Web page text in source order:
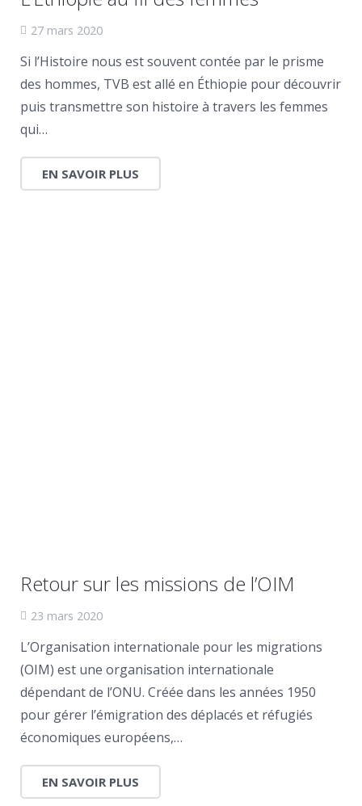
27 mars 2020
Si l’Histoire nous est souvent contée par le prisme
des hommes, TVB est allé en Éthiopie pour découvrir
puis transmettre son histoire à travers les femmes
qui…
EN SAVOIR PLUS
Retour sur les missions de l’OIM
23 mars 2020
L’Organisation internationale pour les migrations
(OIM) est une organisation internationale
dépendant de l’ONU. Créée dans les années 1950
pour gérer l’émigration des déplacés et réfugiés
économiques européens,…
EN SAVOIR PLUS